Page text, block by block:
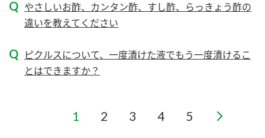
かおりの蔵
つゆ
納豆のサイト
ミツカンの歴史
ニュースリリース
お客様相談センター
販売終了製品のご案内
やさしいお酢、カンタン酢、すし酢、らっきょう酢の
違いを教えてください
ピクルスについて、一度漬けた液でもう一度漬けるこ
とはできますか？
1 2 3 4 5